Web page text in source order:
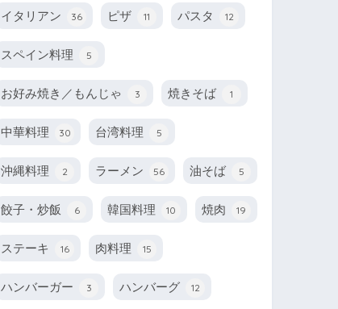
イタリアン 36 ピザ 11 パスタ 12
スペイン料理 5
お好み焼き／もんじゃ 3 焼きそば 1
中華料理 30 台湾料理 5
沖縄料理 2 ラーメン 56 油そば 5
餃子・炒飯 6 韓国料理 10 焼肉 19
ステーキ 16 肉料理 15
ハンバーガー 3 ハンバーグ 12